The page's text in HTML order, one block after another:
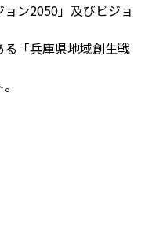
ン2050」及びビジョ
「兵庫県地域創生戦